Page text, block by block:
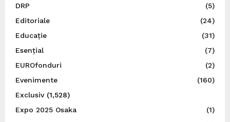
DRP
(5)
Editoriale
(24)
Educație
(31)
Esențial
(7)
EUROfonduri
(2)
Evenimente
(160)
Exclusiv(1,528)
Expo 2025 Osaka
(1)